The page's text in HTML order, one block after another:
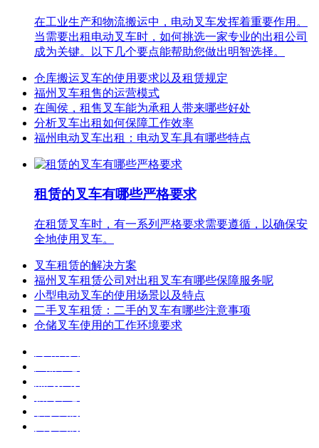
在工业生产和物流搬运中，电动叉车发挥着重要作用。
当需要出租电动叉车时，如何挑选一家专业的出租公司
成为关键。以下几个要点能帮助您做出明智选择。
仓库搬运叉车的使用要求以及租赁规定
福州叉车租售的运营模式
在闽侯，租售叉车能为承租人带来哪些好处
分析叉车出租如何保障工作效率
福州电动叉车出租：电动叉车具有哪些特点
租赁的叉车有哪些严格要求
在租赁叉车时，有一系列严格要求需要遵循，以确保安
全地使用叉车。
叉车租赁的解决方案
福州叉车租赁公司对出租叉车有哪些保障服务呢
小型电动叉车的使用场景以及特点
二手叉车租赁：二手的叉车有哪些注意事项
仓储叉车使用的工作环境要求